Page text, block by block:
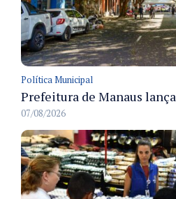
Política Municipal
07/08/2026